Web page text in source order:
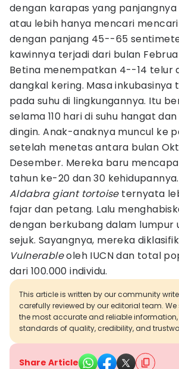
dengan karapas yang
atau lebih hanya mencari
dengan panjang 45--65
kawinnya terjadi dari bulan
Betina menempatkan 4--14 telur
dangkal kering. Masa inkubasinya
pada suhu di lingkungannya. Itu
selama 110 hari di suhu hangat
dingin. Anak-anaknya muncul ke
setelah menetas antara bulan
Desember. Mereka baru
tahun ke-20 dan 30 kehidupannya.
Aldabra giant tortoiseternyata
fajar dan petang. Lalu
dengan berkubang dalam lumpur
sejuk. Sayangnya, mereka
Vulnerableoleh IUCN dan total
dari 100.000 individu.
This article is written by our community
carefully reviewed by our editorial team.
the most accurate and reliable
standards of quality, credibility, and
Share Article